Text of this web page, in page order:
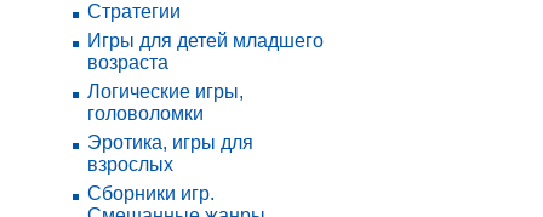
Стратегии
Игры для детей младшего
возраста
Логические игры,
головоломки
Эротика, игры для
взрослых
Сборники игр.